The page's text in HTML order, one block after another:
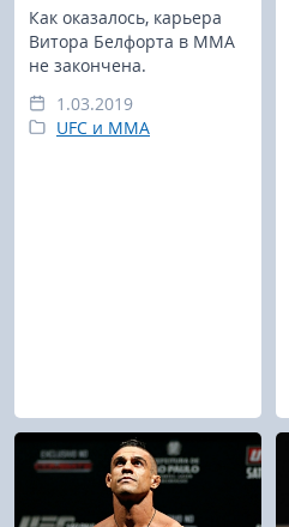
Как оказалось, карьера
Витора Белфорта в ММА
не закончена.
1.03.2019
UFC и MMA